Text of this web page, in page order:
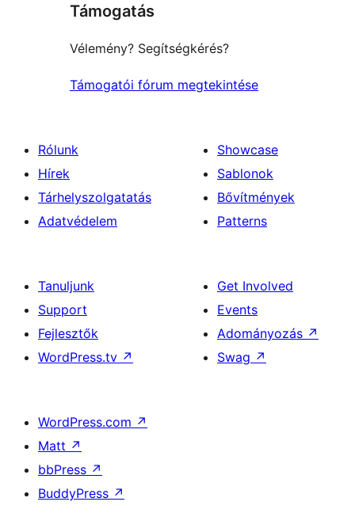
Támogatás
Vélemény? Segítségkérés?
Támogatói fórum megtekintése
Rólunk
Hírek
Tárhelyszolgatatás
Adatvédelem
Showcase
Sablonok
Bővítmények
Patterns
Tanuljunk
Support
Fejlesztők
WordPress.tv ↗
Get Involved
Events
Adományozás ↗
Swag ↗
WordPress.com ↗
Matt ↗
bbPress ↗
BuddyPress ↗